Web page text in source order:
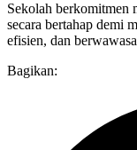
Sekolah berkomitmen
secara bertahap demi
efisien, dan
Bagikan: